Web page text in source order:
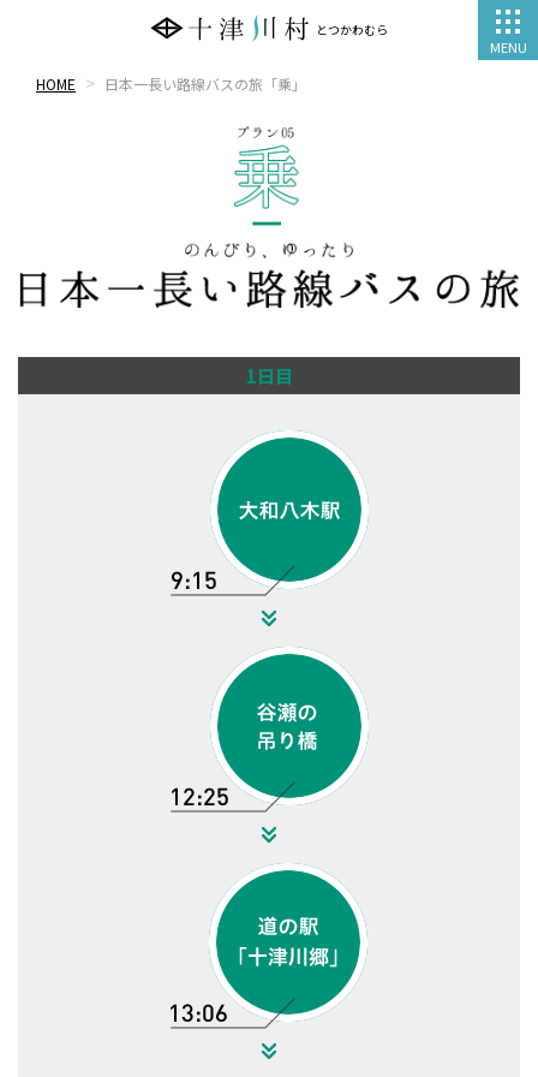
とつかわむら
MENU
HOME 日本一長い路線バスの旅「乗」
1日目